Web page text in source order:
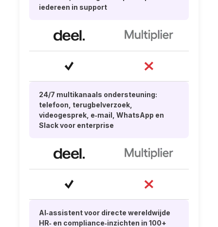
iedereen in support
24/7 multikanaals ondersteuning:
telefoon, terugbelverzoek,
videogesprek, e‑mail, WhatsApp en
Slack voor enterprise
AI‑assistent voor directe wereldwijde
HR‑ en compliance‑inzichten in 100+